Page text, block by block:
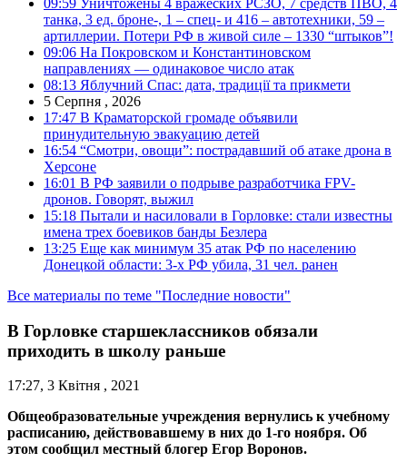
танка, 3 ед. броне-, 1 – спец- и 416 – автотехники, 59 –
артиллерии. Потери РФ в живой силе – 1330 “штыков”!
09:06 На Покровском и Константиновском
направлениях — одинаковое число атак
08:13 Яблучний Спас: дата, традиції та прикмети
5 Серпня , 2026
17:47 В Краматорской громаде объявили
принудительную эвакуацию детей
16:54 “Смотри, овощи”: пострадавший об атаке дрона в
Херсоне
16:01 В РФ заявили о подрыве разработчика FPV-
дронов. Говорят, выжил
15:18 Пытали и насиловали в Горловке: стали известны
имена трех боевиков банды Безлера
13:25 Еще как минимум 35 атак РФ по населению
Донецкой области: 3-х РФ убила, 31 чел. ранен
Все материалы по теме "Последние новости"
В Горловке старшеклассников обязали
приходить в школу раньше
17:27, 3 Квітня , 2021
Общеобразовательные учреждения вернулись к учебному
расписанию, действовавшему в них до 1-го ноября. Об
этом сообщил местный блогер Егор Воронов.